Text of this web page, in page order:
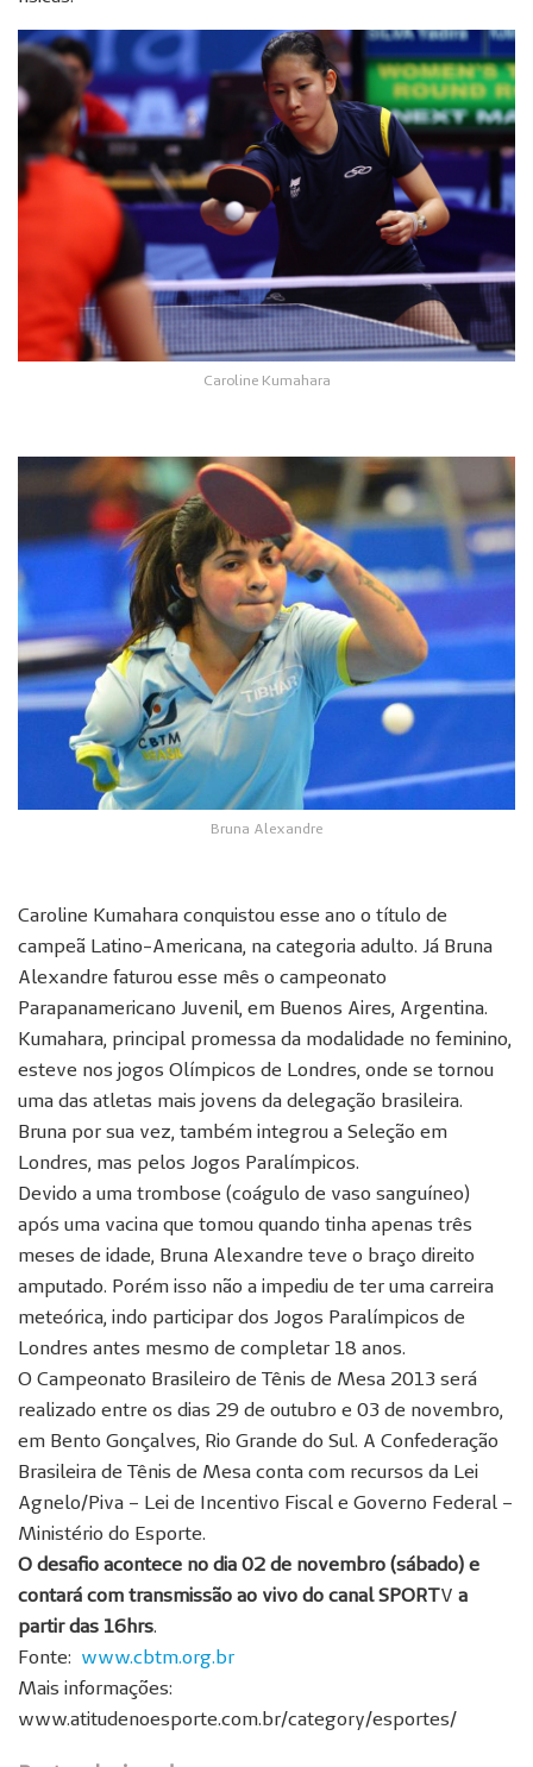
Caroline Kumahara
Bruna Alexandre
Caroline Kumahara conquistou esse ano o título de
campeã Latino-Americana, na categoria adulto. Já Bruna
Alexandre faturou esse mês o campeonato
Parapanamericano Juvenil, em Buenos Aires, Argentina.
Kumahara, principal promessa da modalidade no feminino,
esteve nos jogos Olímpicos de Londres, onde se tornou
uma das atletas mais jovens da delegação brasileira.
Bruna por sua vez, também integrou a Seleção em
Londres, mas pelos Jogos Paralímpicos.
Devido a uma trombose (coágulo de vaso sanguíneo)
após uma vacina que tomou quando tinha apenas três
meses de idade, Bruna Alexandre teve o braço direito
amputado. Porém isso não a impediu de ter uma carreira
meteórica, indo participar dos Jogos Paralímpicos de
Londres antes mesmo de completar 18 anos.
O Campeonato Brasileiro de Tênis de Mesa 2013 será
realizado entre os dias 29 de outubro e 03 de novembro,
em Bento Gonçalves, Rio Grande do Sul. A Confederação
Brasileira de Tênis de Mesa conta com recursos da Lei
Agnelo/Piva – Lei de Incentivo Fiscal e Governo Federal –
Ministério do Esporte.
O desafio acontece no dia 02 de novembro (sábado) e
contará com transmissão ao vivo do canal SPORTV a
partir das 16hrs.
Fonte: www.cbtm.org.br
Mais informações:
www.atitudenoesporte.com.br/category/esportes/